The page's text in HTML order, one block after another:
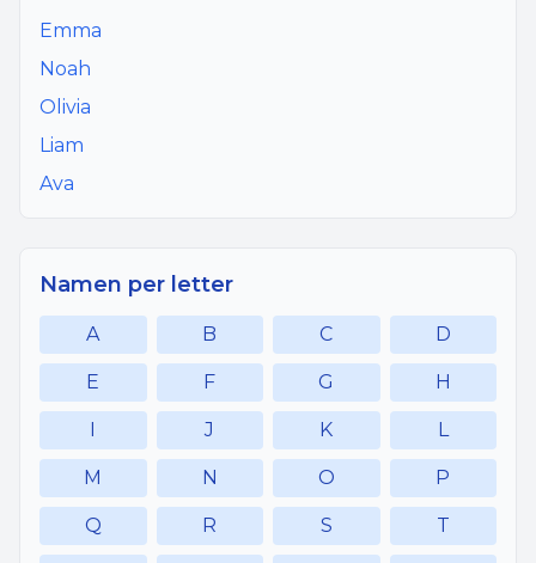
Emma
Noah
Olivia
Liam
Ava
Namen per letter
A B C D
E F G H
I J K L
M N O P
Q R S T